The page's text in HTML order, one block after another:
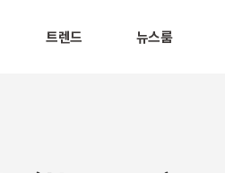
트렌드 뉴스룸